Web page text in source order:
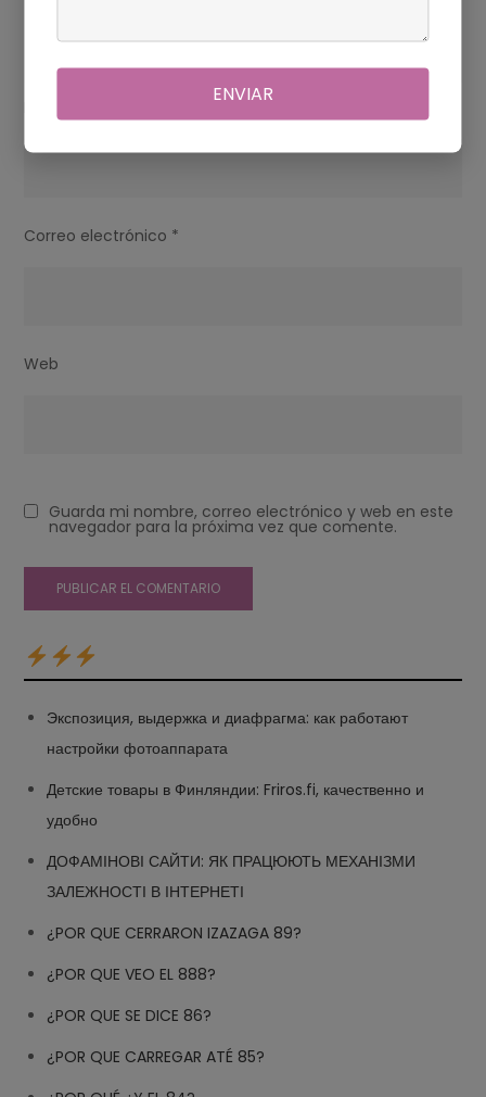
Correo electrónico *
Web
Guarda mi nombre, correo electrónico y web en este
navegador para la próxima vez que comente.
Экспозиция, выдержка и диафрагма: как работают
настройки фотоаппарата
Детские товары в Финляндии: Friros.fi, качественно и
удобно
ДОФАМІНОВІ САЙТИ: ЯК ПРАЦЮЮТЬ МЕХАНІЗМИ
ЗАЛЕЖНОСТІ В ІНТЕРНЕТІ
¿POR QUE CERRARON IZAZAGA 89?
¿POR QUE VEO EL 888?
¿POR QUE SE DICE 86?
¿POR QUE CARREGAR ATÉ 85?
ENVIAR